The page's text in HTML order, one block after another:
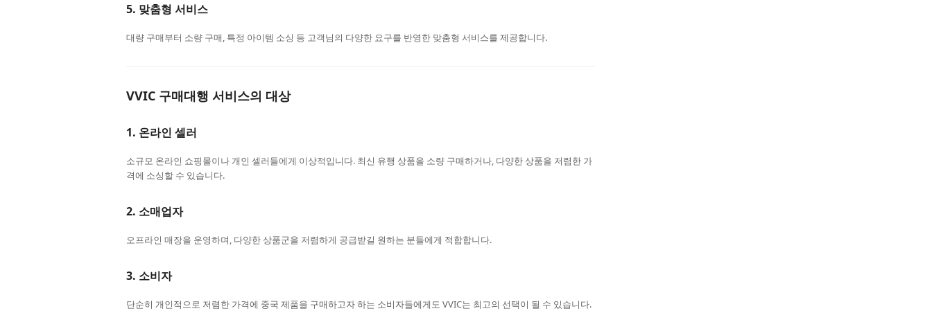
5. 맞춤형 서비스
대량 구매부터 소량 구매, 특정 아이템 소싱 등 고객님의 다양한 요구를 반영한 맞춤형 서비스를 제공합니다.
VVIC 구매대행 서비스의 대상
1. 온라인 셀러
소규모 온라인 쇼핑몰이나 개인 셀러들에게 이상적입니다. 최신 유행 상품을 소량 구매하거나, 다양한 상품을 저렴한 가
격에 소싱할 수 있습니다.
2. 소매업자
오프라인 매장을 운영하며, 다양한 상품군을 저렴하게 공급받길 원하는 분들에게 적합합니다.
3. 소비자
단순히 개인적으로 저렴한 가격에 중국 제품을 구매하고자 하는 소비자들에게도 VVIC는 최고의 선택이 될 수 있습니다.